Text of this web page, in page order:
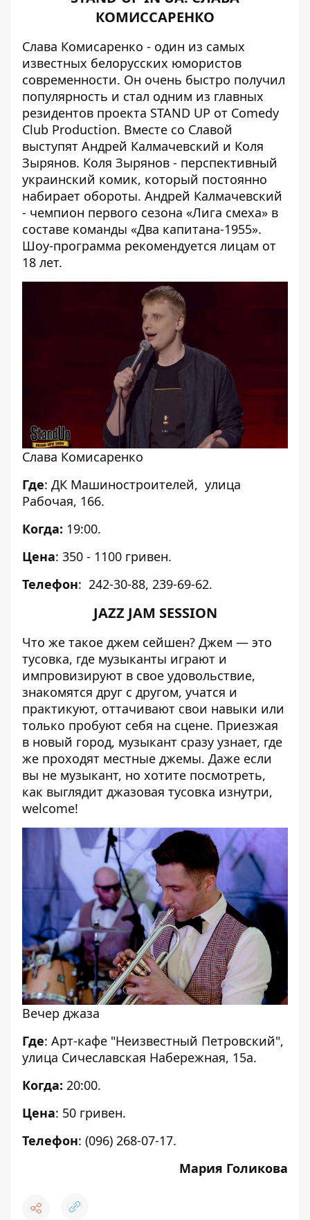
КОМИССАРЕНКО
Слава Комисаренко - один из самых
известных белорусских юмористов
современности. Он очень быстро получил
популярность и стал одним из главных
резидентов проекта STAND UP от Comedy
Club Production. Вместе со Славой
выступят Андрей Калмачевский и Коля
Зырянов. Коля Зырянов - перспективный
украинский комик, который постоянно
набирает обороты. Андрей Калмачевский
- чемпион первого сезона «Лига смеха» в
составе команды «Два капитана-1955».
Шоу-программа рекомендуется лицам от
18 лет.
Слава Комисаренко
Где: ДК Машиностроителей, улица
Рабочая, 166.
Когда: 19:00.
Цена: 350 - 1100 гривен.
Телефон: 242-30-88, 239-69-62.
JAZZ JAM SESSION
Что же такое джем сейшен? Джем — это
тусовка, где музыканты играют и
импровизируют в свое удовольствие,
знакомятся друг с другом, учатся и
практикуют, оттачивают свои навыки или
только пробуют себя на сцене. Приезжая
в новый город, музыкант сразу узнает, где
же проходят местные джемы. Даже если
вы не музыкант, но хотите посмотреть,
как выглядит джазовая тусовка изнутри,
welcome!
Вечер джаза
Где: Арт-кафе "Неизвестный Петровский",
улица Сичеславская Набережная, 15а.
Когда: 20:00.
Цена: 50 гривен.
Телефон: (096) 268-07-17.
Мария Голикова